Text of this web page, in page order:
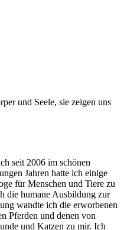
und Seele, sie zeigen uns
seit 2006 im schönen
Jahren hatte ich einige
für Menschen und Tiere zu
die humane Ausbildung zur
wandte ich die erworbenen
Pferden und denen von
und Katzen zu mir. Ich